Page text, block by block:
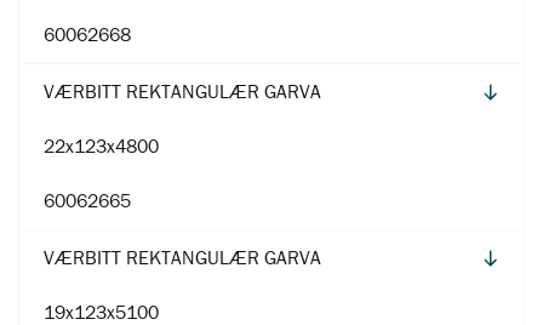
60062668
VÆRBITT REKTANGULÆR GARVA
22x123x4800
60062665
VÆRBITT REKTANGULÆR GARVA
19x123x5100